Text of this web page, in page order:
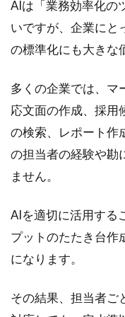
ら、
まず
着手
すべ
務
5
AI
人材
を正
採用
前
業務
委託
る選
AIは「業務効率化の
いですが、企業にと
の標準化にも大きな
多くの企業では、マ
応文面の作成、採用
の検索、レポート作
の担当者の経験や勘
ません。
AIを適切に活用する
プットのたたき台作
になります。
その結果、担当者ご